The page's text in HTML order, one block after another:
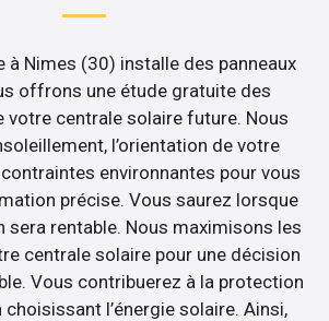
à Nimes (30) installe des panneaux
offrons une étude gratuite des
votre centrale solaire future. Nous
l’orientation de votre
environnantes pour vous
précise. Vous saurez lorsque
sera rentable. Nous maximisons les
centrale solaire pour une décision
Vous contribuerez à la protection
choisissant l’énergie solaire. Ainsi,